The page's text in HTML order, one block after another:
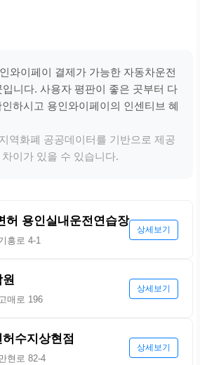
와이페이 결제가 가능한 자동차운전
니다. 사용자 평판이 좋은 곳부터 다
하시고 용인와이페이의 인센티브 혜
역화폐 공공데이터를 기반으로 제공
이가 있을 수 있습니다.
허 용인실내운전연습장
흥로 4-1
상세보기
매로 196
상세보기
수지상현점
현로 82-4
상세보기